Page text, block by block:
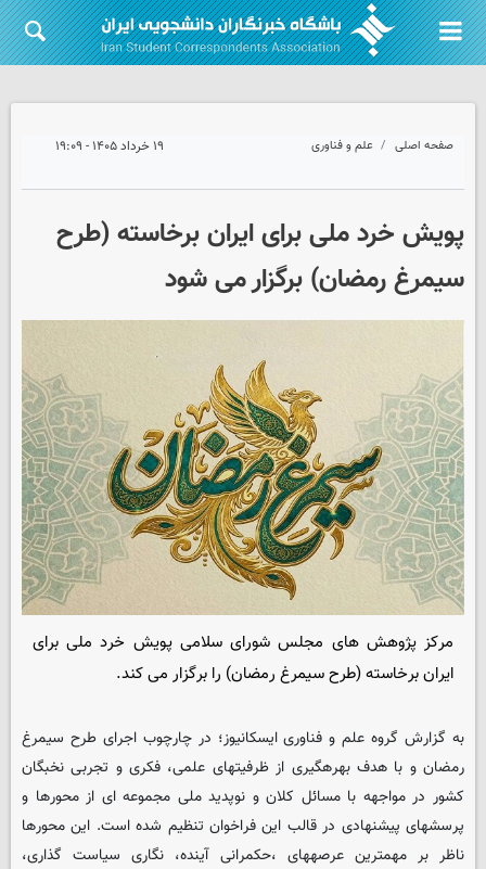
صفحه اصلی علم و فناوری ۱۹ خرداد ۱۴۰۵ - ۱۹:۰۹
پویش خرد ملی برای ایران برخاسته (طرح
سیمرغ رمضان) برگزار می شود
مرکز پژوهش های مجلس شورای سلامی پویش خرد ملی برای
ایران برخاسته (طرح سیمرغ رمضان) را برگزار می کند.
به گزارش گروه علم و فناوری ایسکانیوز؛ در چارچوب اجرای طرح سیمرغ
رمضان و با هدف بهرهگیری از ظرفیتهای علمی، فکری و تجربی نخبگان
کشور در مواجهه با مسائل کلان و نوپدید ملی مجموعه ای از محورها و
پرسشهای پیشنهادی در قالب این فراخوان تنظیم شده است. این محورها
ناظر بر مهمترین عرصههای ،حکمرانی آینده، نگاری سیاست گذاری،